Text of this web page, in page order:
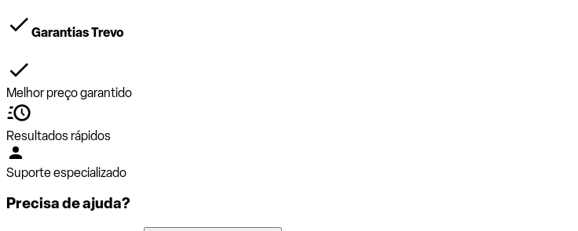
Garantias Trevo
Melhor preço garantido
Resultados rápidos
Suporte especializado
Precisa de ajuda?